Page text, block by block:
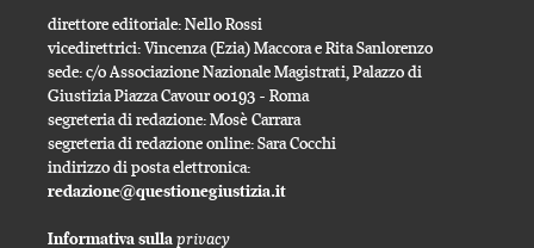
direttore editoriale: Nello Rossi
vicedirettrici: Vincenza (Ezia) Maccora e Rita Sanlorenzo
sede: c/o Associazione Nazionale Magistrati, Palazzo di
Giustizia Piazza Cavour 00193 - Roma
segreteria di redazione: Mosè Carrara
segreteria di redazione online: Sara Cocchi
indirizzo di posta elettronica:
redazione@questionegiustizia.it
Informativa sullaprivacy